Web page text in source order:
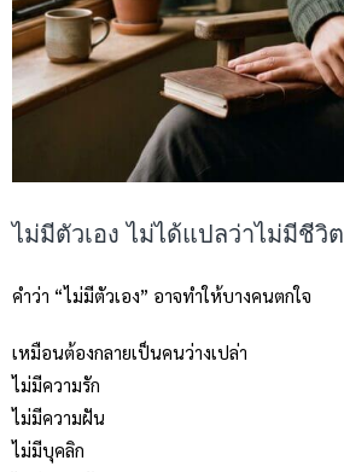
ไม่มีตัวเอง ไม่ได้แปลว่าไม่มีชีวิต
คำว่า “ไม่มีตัวเอง” อาจทำให้บางคนตกใจ
เหมือนต้องกลายเป็นคนว่างเปล่า
ไม่มีความรัก
ไม่มีความฝัน
ไม่มีบุคลิก